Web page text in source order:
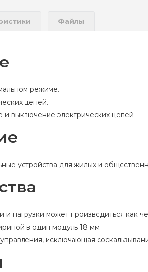
Файлы
режиме.
цепей.
и выключение электрических цепей
устройства для жилых и
нагрузки может производиться как
в один модуль 18 мм.
исключающая